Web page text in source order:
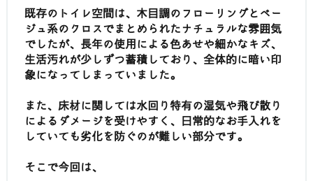
既存のトイレ空間は、木目調のフローリングとベー
ジュ系のクロスでまとめられたナチュラルな雰囲気
でしたが、長年の使用による色あせや細かなキズ、
生活汚れが少しずつ蓄積しており、全体的に暗い印
象になってしまっていました。
また、床材に関しては水回り特有の湿気や飛び散り
によるダメージを受けやすく、日常的なお手入れを
していても劣化を防ぐのが難しい部分です。
そこで今回は、